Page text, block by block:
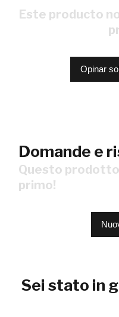
Este producto
Opinar
Domande e
Questo prodotto
primo!
Sei stato in